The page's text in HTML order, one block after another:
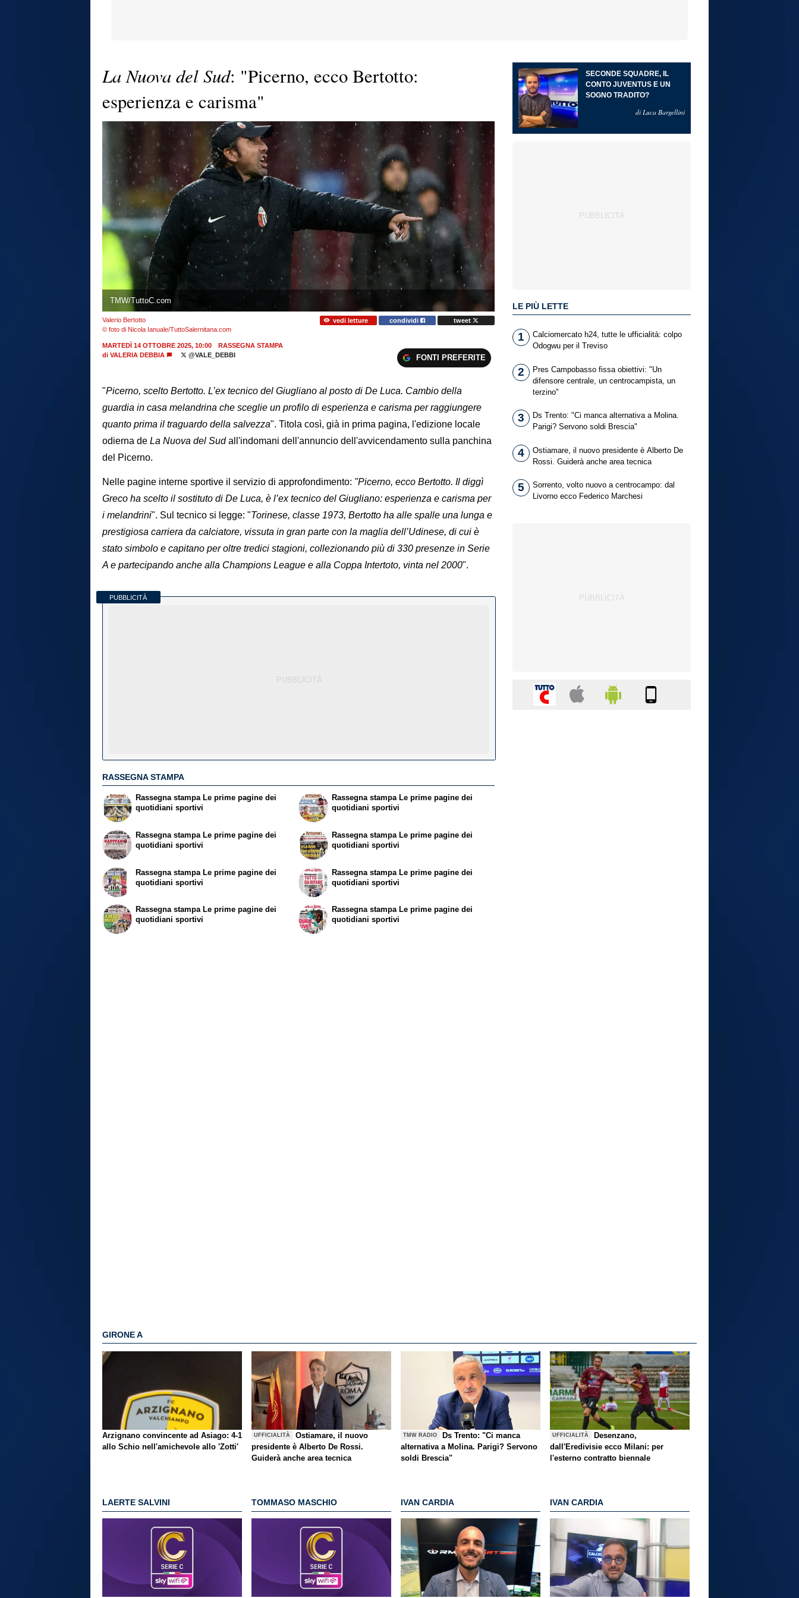
La Nuova del Sud: "Picerno, ecco Bertotto:
esperienza e carisma"
TMW/TuttoC.com
Valerio Bertotto
© foto di Nicola Ianuale/TuttoSalernitana.com
vedi letture condividi tweet
MARTEDÌ 14 OTTOBRE 2025, 10:00
RASSEGNA STAMPA
di VALERIA DEBBIA @VALE_DEBBI FONTI PREFERITE
"Picerno, scelto Bertotto. L’ex tecnico del Giugliano al posto di De Luca. Cambio della
guardia in casa melandrina che sceglie un profilo di esperienza e carisma per raggiungere
quanto prima il traguardo della salvezza". Titola così, già in prima pagina, l'edizione locale
odierna de La Nuova del Sudall'indomani dell'annuncio dell'avvicendamento sulla panchina
del Picerno.
Nelle pagine interne sportive il servizio di approfondimento: "Picerno, ecco Bertotto. Il diggì
Greco ha scelto il sostituto di De Luca, è l’ex tecnico del Giugliano: esperienza e carisma per
i melandrini". Sul tecnico si legge: "Torinese, classe 1973, Bertotto ha alle spalle una lunga e
prestigiosa carriera da calciatore, vissuta in gran parte con la maglia dell’Udinese, di cui è
stato simbolo e capitano per oltre tredici stagioni, collezionando più di 330 presenze in Serie
A e partecipando anche alla Champions League e alla Coppa Intertoto, vinta nel 2000".
PUBBLICITÀ
RASSEGNA STAMPA
Rassegna stampaLe prime pagine dei
quotidiani sportivi
Rassegna stampa Le prime pagine dei
quotidiani sportivi
Rassegna stampaLe prime pagine dei
quotidiani sportivi
Rassegna stampa Le prime pagine dei
quotidiani sportivi
Rassegna stampa Le prime pagine dei
quotidiani sportivi
Rassegna stampaLe prime pagine dei
quotidiani sportivi
Rassegna stampa Le prime pagine dei
quotidiani sportivi
Rassegna stampaLe prime pagine dei
quotidiani sportivi
SECONDE SQUADRE, IL
CONTO JUVENTUS E UN
SOGNO TRADITO?
di Luca Bargellini
LE PIÙ LETTE
1
Calciomercato h24, tutte le ufficialità: colpo
Odogwu per il Treviso
2
Pres Campobasso fissa obiettivi: "Un
difensore centrale, un centrocampista, un
terzino"
3
Ds Trento: "Ci manca alternativa a Molina.
Parigi? Servono soldi Brescia"
4
Ostiamare, il nuovo presidente è Alberto De
Rossi. Guiderà anche area tecnica
5
Sorrento, volto nuovo a centrocampo: dal
Livorno ecco Federico Marchesi
GIRONE A
Arzignano convincente ad Asiago: 4-1
allo Schio nell'amichevole allo 'Zotti'
UFFICIALITÀ
Ostiamare, il nuovo
presidente è Alberto De Rossi.
Guiderà anche area tecnica
TMW RADIO
Ds Trento: "Ci manca
alternativa a Molina. Parigi? Servono
soldi Brescia"
UFFICIALITÀ
Desenzano,
dall'Eredivisie ecco Milani: per
l'esterno contratto biennale
LAERTE SALVINI TOMMASO MASCHIO IVAN CARDIA IVAN CARDIA